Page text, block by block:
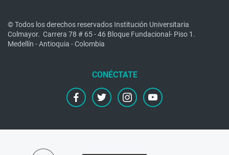
© Todos los derechos reservados Institución Universitaria
Colmayor. Carrera 78 # 65 - 46 Bloque Fundacional- Piso 1.
Medellín - Antioquia - Colombia